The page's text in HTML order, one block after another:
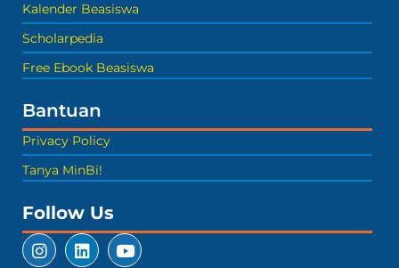
Kalender Beasiswa
Scholarpedia
Free Ebook Beasiswa
Bantuan
Privacy Policy
Tanya MinBi!
Follow Us